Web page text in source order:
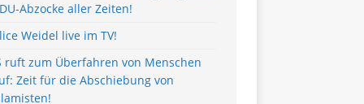
Abzocke aller Zeiten!
Weidel live im TV!
ruft zum Überfahren von Menschen
Zeit für die Abschiebung von